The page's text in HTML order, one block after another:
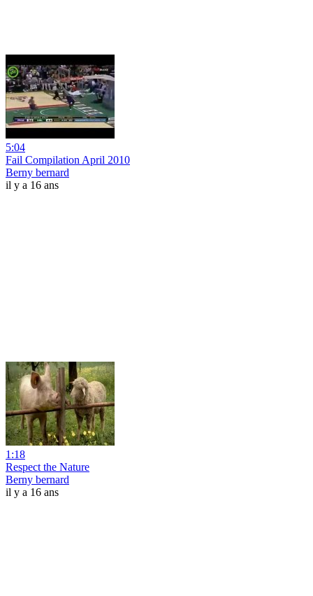
5:04
Fail Compilation April 2010
Berny bernard
il y a 16 ans
1:18
Respect the Nature
Berny bernard
il y a 16 ans